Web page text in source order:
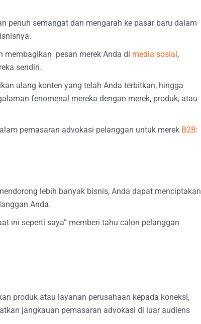
penuh semangat dan mengarah ke pasar baru dalam
membagikan pesan merek Anda di media sosial,
sendiri.
ulang konten yang telah Anda terbitkan, hingga
fenomenal mereka dengan merek, produk, atau
pemasaran advokasi pelanggan untuk merek B2B:
lebih banyak bisnis, Anda dapat menciptakan
Anda.
ini seperti saya” memberi tahu calon pelanggan
produk atau layanan perusahaan kepada koneksi,
jangkauan pemasaran advokasi di luar audiens